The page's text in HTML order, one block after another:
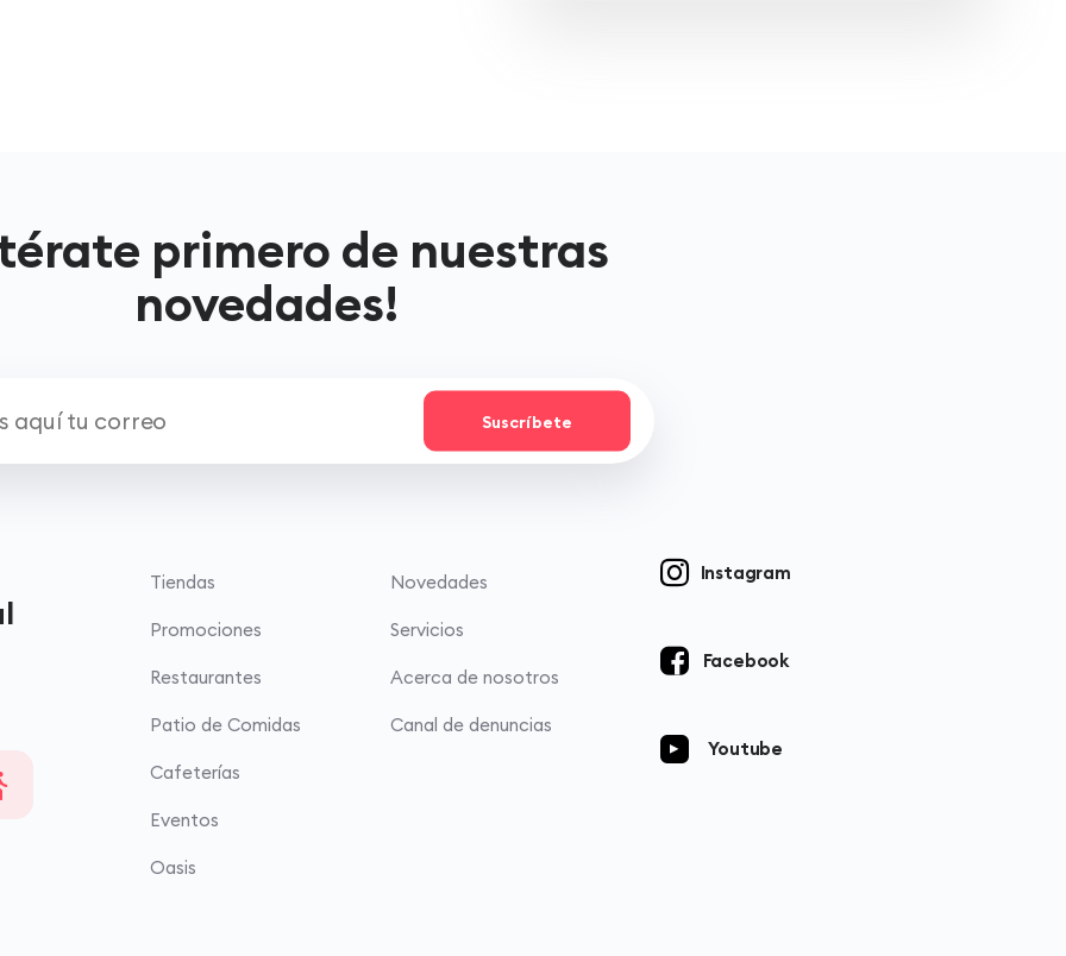
primero de nuestras
novedades!
Suscríbete
Tiendas
Promociones
Restaurantes
Patio de Comidas
Cafeterías
Eventos
Oasis
Novedades
Servicios
Acerca de nosotros
Canal de denuncias
Instagram
Facebook
Youtube